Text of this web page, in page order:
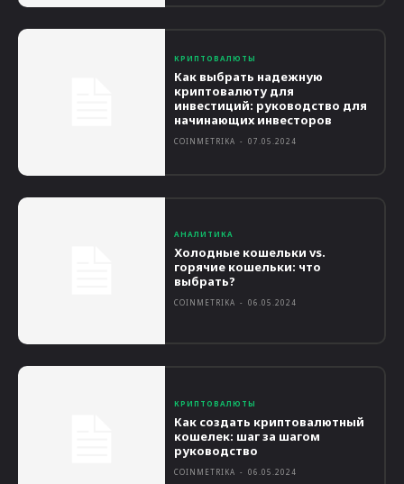
КРИПТОВАЛЮТЫ
Как выбрать надежную
криптовалюту для
инвестиций: руководство для
начинающих инвесторов
COINMETRIKA - 07.05.2024
АНАЛИТИКА
Холодные кошельки vs.
горячие кошельки: что
выбрать?
COINMETRIKA - 06.05.2024
КРИПТОВАЛЮТЫ
Как создать криптовалютный
кошелек: шаг за шагом
руководство
COINMETRIKA - 06.05.2024